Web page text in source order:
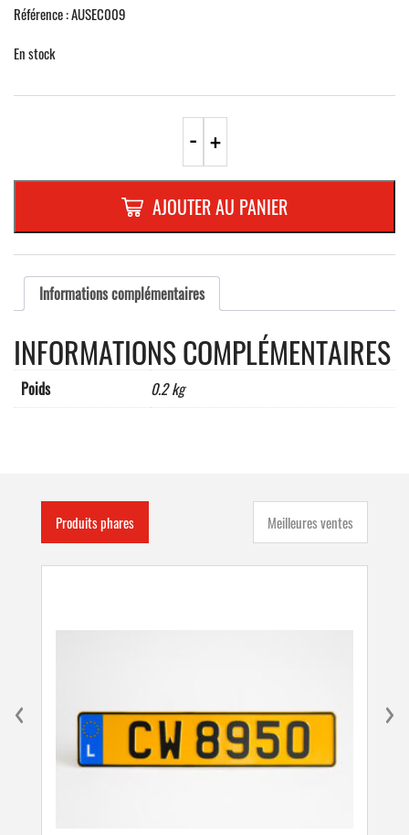
Référence : AUSEC009
En stock
- +
AJOUTER AU PANIER
Informations complémentaires
INFORMATIONS COMPLÉMENTAIRES
Poids 0.2 kg
Produits phares Meilleures ventes